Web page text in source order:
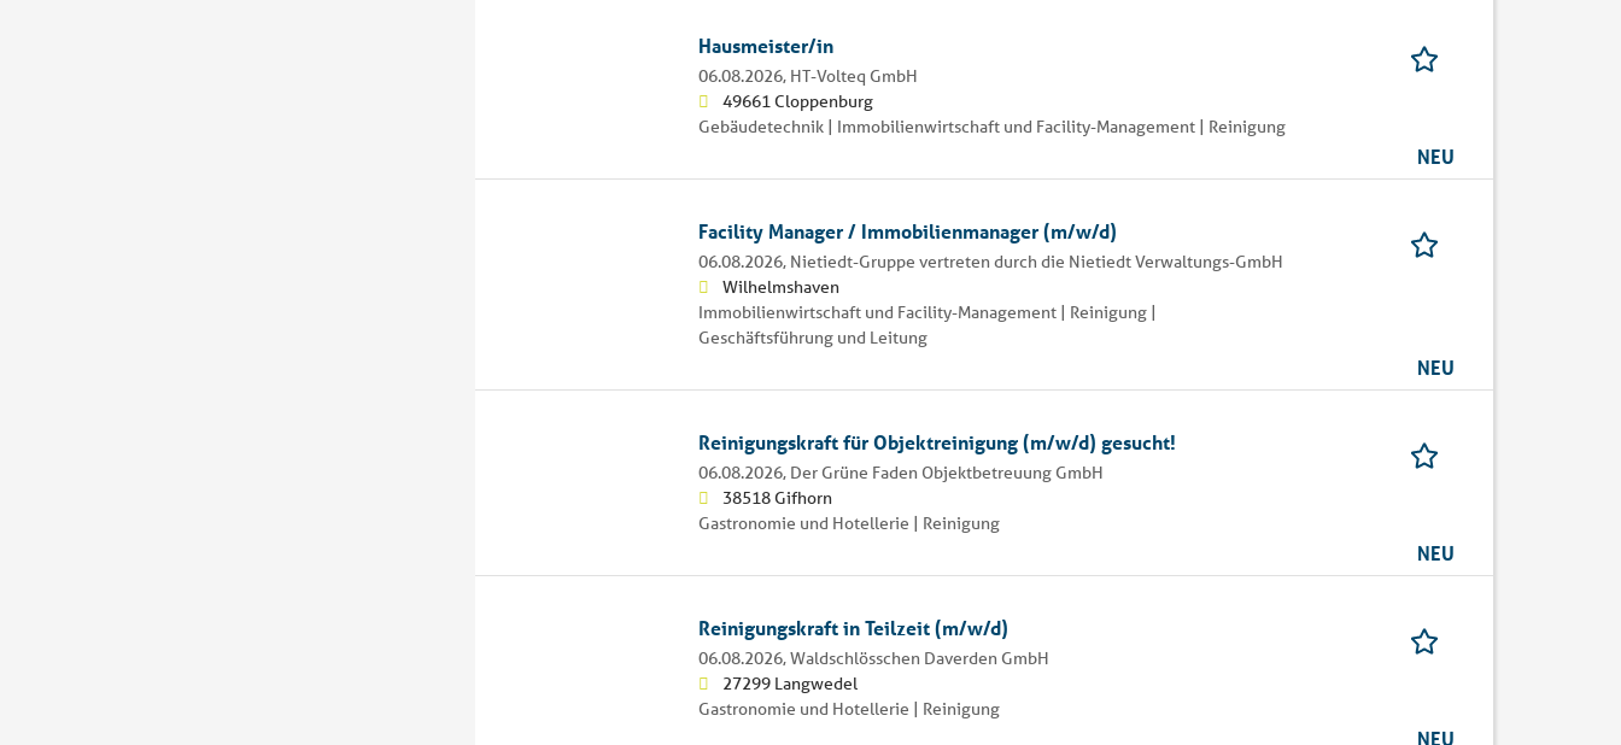
Hausmeister/in
06.08.2026, HT-Volteq GmbH
49661 Cloppenburg
Gebäudetechnik | Immobilienwirtschaft und Facility-Management | Reinigung
NEU
Facility Manager / Immobilienmanager (m/w/d)
06.08.2026, Nietiedt-Gruppe vertreten durch die Nietiedt Verwaltungs-GmbH
Wilhelmshaven
Immobilienwirtschaft und Facility-Management | Reinigung |
Geschäftsführung und Leitung
NEU
Reinigungskraft für Objektreinigung (m/w/d) gesucht!
06.08.2026, Der Grüne Faden Objektbetreuung GmbH
38518 Gifhorn
Gastronomie und Hotellerie | Reinigung
NEU
Reinigungskraft in Teilzeit (m/w/d)
06.08.2026,Waldschlösschen Daverden GmbH
27299 Langwedel
Gastronomie und Hotellerie | Reinigung
NEU